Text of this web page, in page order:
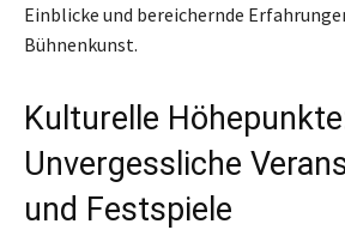
Einblicke und bereichernde
Bühnenkunst.
Kulturelle
Unvergessliche
und Festspiele